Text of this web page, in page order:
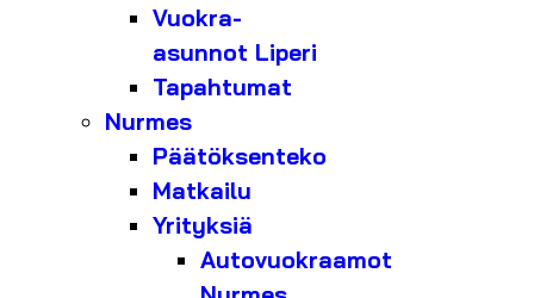
Vuokra-
asunnot Liperi
Tapahtumat
Nurmes
Päätöksenteko
Matkailu
Yrityksiä
Autovuokraamot